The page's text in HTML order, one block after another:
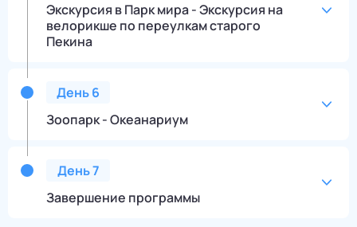
Экскурсия в Парк мира - Экскурсия на
велорикше по переулкам старого
Пекина
День6
Зоопарк - Океанариум
День7
Завершение программы